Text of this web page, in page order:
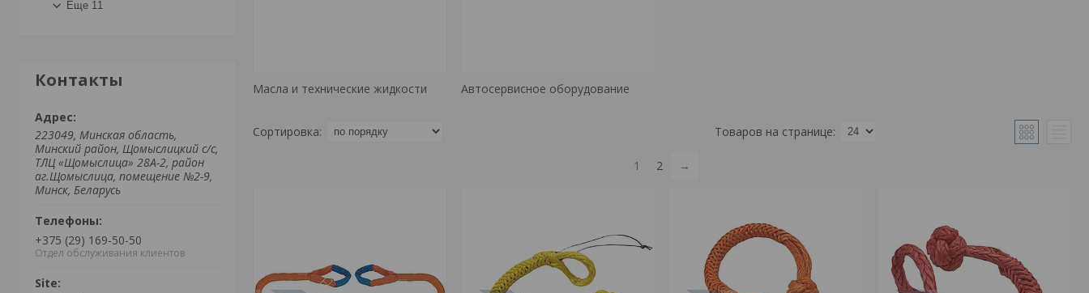
Еще 11
Контакты
223049, Минская область,
Минский район, Щомыслицкий с/с,
ТЛЦ «Щомыслица» 28А-2, район
аг.Щомыслица, помещение №2-9,
Минск, Беларусь
+375 (29) 169-50-50
Отдел обслуживания клиентов
Масла и технические жидкости Автосервисное оборудование
1 2 →